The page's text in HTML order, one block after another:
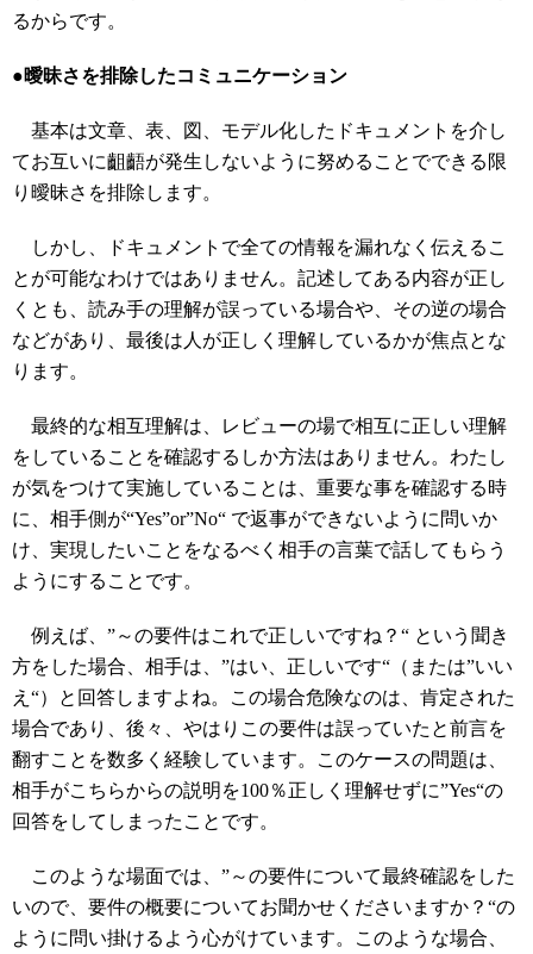
るからです。
●曖昧さを排除したコミュニケーション
基本は文章、表、図、モデル化したドキュメントを介し
てお互いに齟齬が発生しないように努めることでできる限
り曖昧さを排除します。
しかし、ドキュメントで全ての情報を漏れなく伝えるこ
とが可能なわけではありません。記述してある内容が正し
くとも、読み手の理解が誤っている場合や、その逆の場合
などがあり、最後は人が正しく理解しているかが焦点とな
ります。
最終的な相互理解は、レビューの場で相互に正しい理解
をしていることを確認するしか方法はありません。わたし
が気をつけて実施していることは、重要な事を確認する時
に、相手側が“Yes”or”No“ で返事ができないように問いか
け、実現したいことをなるべく相手の言葉で話してもらう
ようにすることです。
例えば、”～の要件はこれで正しいですね？“ という聞き
方をした場合、相手は、”はい、正しいです“（または”いい
え“）と回答しますよね。この場合危険なのは、肯定された
場合であり、後々、やはりこの要件は誤っていたと前言を
翻すことを数多く経験しています。このケースの問題は、
相手がこちらからの説明を100％正しく理解せずに”Yes“の
回答をしてしまったことです。
このような場面では、”～の要件について最終確認をした
いので、要件の概要についてお聞かせくださいますか？“の
ように問い掛けるよう心がけています。このような場合、